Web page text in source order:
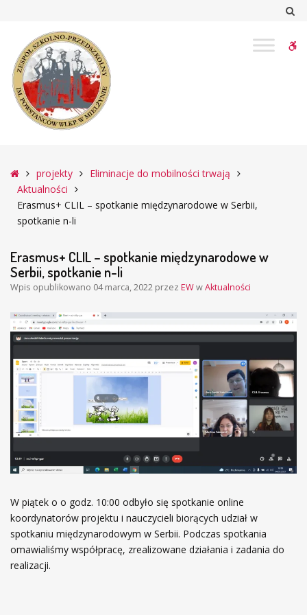
spotkanie
międzynarodowe
Serbii,
Głównaprojekty
Eliminacje do mobilności trwają
Aktualności
Erasmus+ CLIL – spotkanie międzynarodowe w Serbii,
spotkanie n-li
Erasmus+ CLIL – spotkanie międzynarodowe w
Serbii, spotkanie n-li
Wpis opublikowano 04 marca, 2022 przez EWwAktualności
W piątek o o godz. 10:00 odbyło się spotkanie online
koordynatorów projektu i nauczycieli biorących udział w
spotkaniu międzynarodowym w Serbii. Podczas spotkania
omawialiśmy współpracę, zrealizowane działania i zadania do
realizacji.